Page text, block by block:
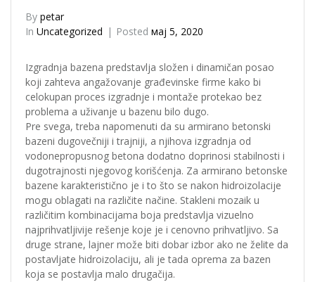
By petar
In Uncategorized Posted мај 5, 2020
Izgradnja bazena predstavlja složen i dinamičan posao
koji zahteva angažovanje građevinske firme kako bi
celokupan proces izgradnje i montaže protekao bez
problema a uživanje u bazenu bilo dugo.
Pre svega, treba napomenuti da su armirano betonski
bazeni dugovečniji i trajniji, a njihova izgradnja od
vodonepropusnog betona dodatno doprinosi stabilnosti i
dugotrajnosti njegovog korišćenja. Za armirano betonske
bazene karakteristično je i to što se nakon hidroizolacije
mogu oblagati na različite načine. Stakleni mozaik u
različitim kombinacijama boja predstavlja vizuelno
najprihvatljivije rešenje koje je i cenovno prihvatljivo. Sa
druge strane, lajner može biti dobar izbor ako ne želite da
postavljate hidroizolaciju, ali je tada oprema za bazen
koja se postavlja malo drugačija.